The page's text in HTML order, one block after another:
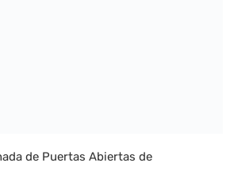
de Puertas Abiertas de